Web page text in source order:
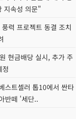
지속성 의문"
력 프로젝트 동결 조치
현금배당 실시, 추가 주
스트셀러 톱10에서 싼타
반떼 '세단..